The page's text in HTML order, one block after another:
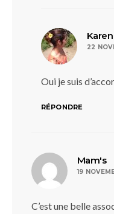
Karen
22
Oui je suis
RÉPONDRE
Mam's
19
C’est une belle